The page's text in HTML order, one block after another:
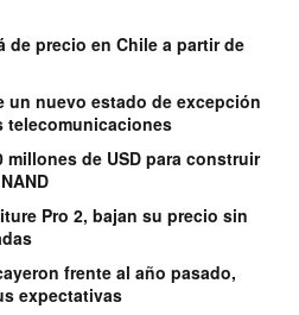
de precio en Chile a partir de
un nuevo estado de excepción
telecomunicaciones
millones de USD para construir
Pro 2, bajan su precio sin
frente al año pasado,
expectativas